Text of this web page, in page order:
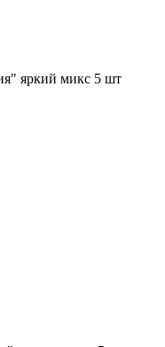
яркий микс 5 шт